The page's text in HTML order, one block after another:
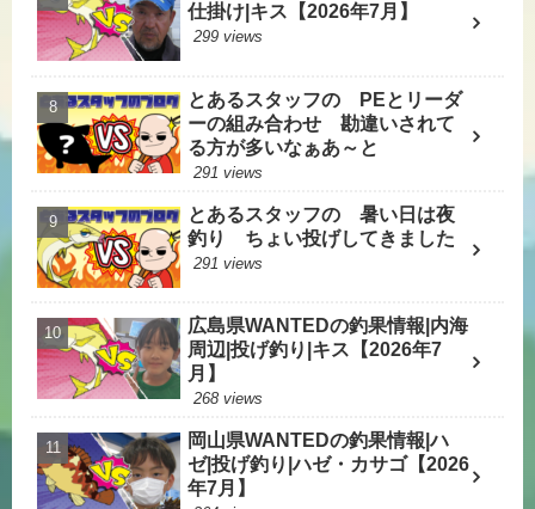
仕掛け|キス【2026年7月】
299 views
とあるスタッフの PEとリーダ
ーの組み合わせ 勘違いされて
る方が多いなぁあ～と
291 views
とあるスタッフの 暑い日は夜
釣り ちょい投げしてきました
291 views
広島県WANTEDの釣果情報|内海
周辺|投げ釣り|キス【2026年7
月】
268 views
岡山県WANTEDの釣果情報|ハ
ゼ|投げ釣り|ハゼ・カサゴ【2026
年7月】